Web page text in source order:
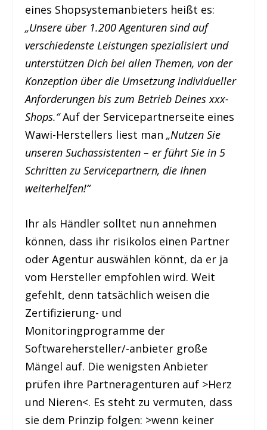
eines Shopsystemanbieters heißt es:
„Unsere über 1.200 Agenturen sind auf
verschiedenste Leistungen spezialisiert und
unterstützen Dich bei allen Themen, von der
Konzeption über die Umsetzung individueller
Anforderungen bis zum Betrieb Deines xxx-
Shops.“Auf der Servicepartnerseite eines
Wawi-Herstellers liest man „Nutzen Sie
unseren Suchassistenten – er führt Sie in 5
Schritten zu Servicepartnern, die Ihnen
weiterhelfen!“
Ihr als Händler solltet nun annehmen
können, dass ihr risikolos einen Partner
oder Agentur auswählen könnt, da er ja
vom Hersteller empfohlen wird. Weit
gefehlt, denn tatsächlich weisen die
Zertifizierung- und
Monitoringprogramme der
Softwarehersteller/-anbieter große
Mängel auf. Die wenigsten Anbieter
prüfen ihre Partneragenturen auf >Herz
und Nieren<. Es steht zu vermuten, dass
sie dem Prinzip folgen: >wenn keiner